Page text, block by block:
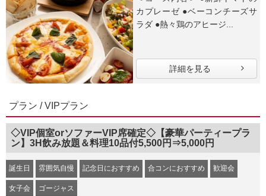
カプレーゼ ●ベーコンチーズサ
ラダ ●熱々鶏のアヒージ...
詳細を見る
プラン / VIPプラン
◇VIP個室orソファーVIP席確定◇【豪華パーティープラ
ン】3H飲み放題＆料理10品付5,500円⇒5,000円
誕生日 雰囲気自慢 記念日におすすめ 合コンにおすすめ 歓迎会
女子会 ゴージャス